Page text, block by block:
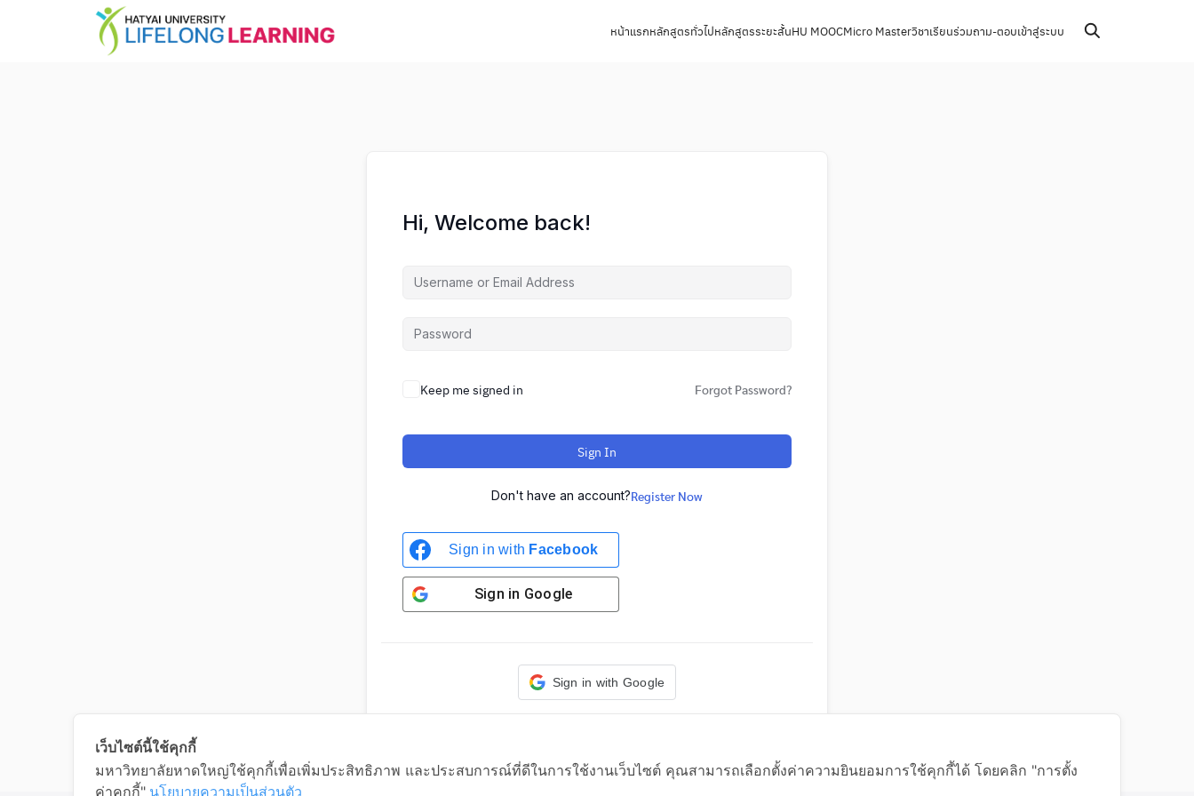
หน้าแรกหลักสูตรทั่วไปหลักสูตรระยะสั้นHU MOOCMicro Masterวิชาเรียนร่วมถาม-ตอบเข้าสู่ระบบ
Hi, Welcome back!
Keep me signed in Forgot Password?
Sign In
Don't have an account?Register Now
Sign in with Facebook
Sign in Google
Sign in with Google
เว็บไซต์นี้ใช้คุกกี้
มหาวิทยาลัยหาดใหญ่ใช้คุกกี้เพื่อเพิ่มประสิทธิภาพ และประสบการณ์ที่ดีในการใช้งานเว็บไซต์ คุณสามารถเลือกตั้งค่าความยินยอมการใช้คุกกี้ได้ โดยคลิก "การตั้ง
ค่าคุกกี้" นโยบายความเป็นส่วนตัว